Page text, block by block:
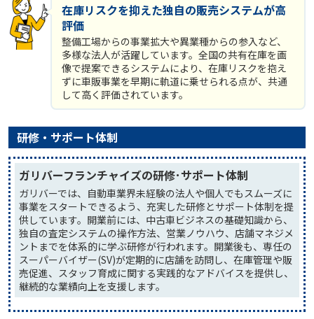
在庫リスクを抑えた独自の販売システムが高
評価
整備工場からの事業拡大や異業種からの参入など、
多様な法人が活躍しています。全国の共有在庫を画
像で提案できるシステムにより、在庫リスクを抱え
ずに車販事業を早期に軌道に乗せられる点が、共通
して高く評価されています。
研修・サポート体制
ガリバーフランチャイズの研修･サポート体制
ガリバーでは、自動車業界未経験の法人や個人でもスムーズに
事業をスタートできるよう、充実した研修とサポート体制を提
供しています。開業前には、中古車ビジネスの基礎知識から、
独自の査定システムの操作方法、営業ノウハウ、店舗マネジメ
ントまでを体系的に学ぶ研修が行われます。開業後も、専任の
スーパーバイザー(SV)が定期的に店舗を訪問し、在庫管理や販
売促進、スタッフ育成に関する実践的なアドバイスを提供し、
継続的な業績向上を支援します。